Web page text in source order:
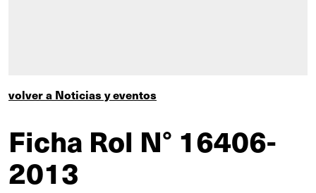
volver a Noticias y eventos
Ficha Rol N° 16406-
2013